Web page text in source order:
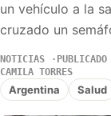
un vehículo a la
cruzado un
NOTICIAS
CAMILA TORRES
Argentina Salud